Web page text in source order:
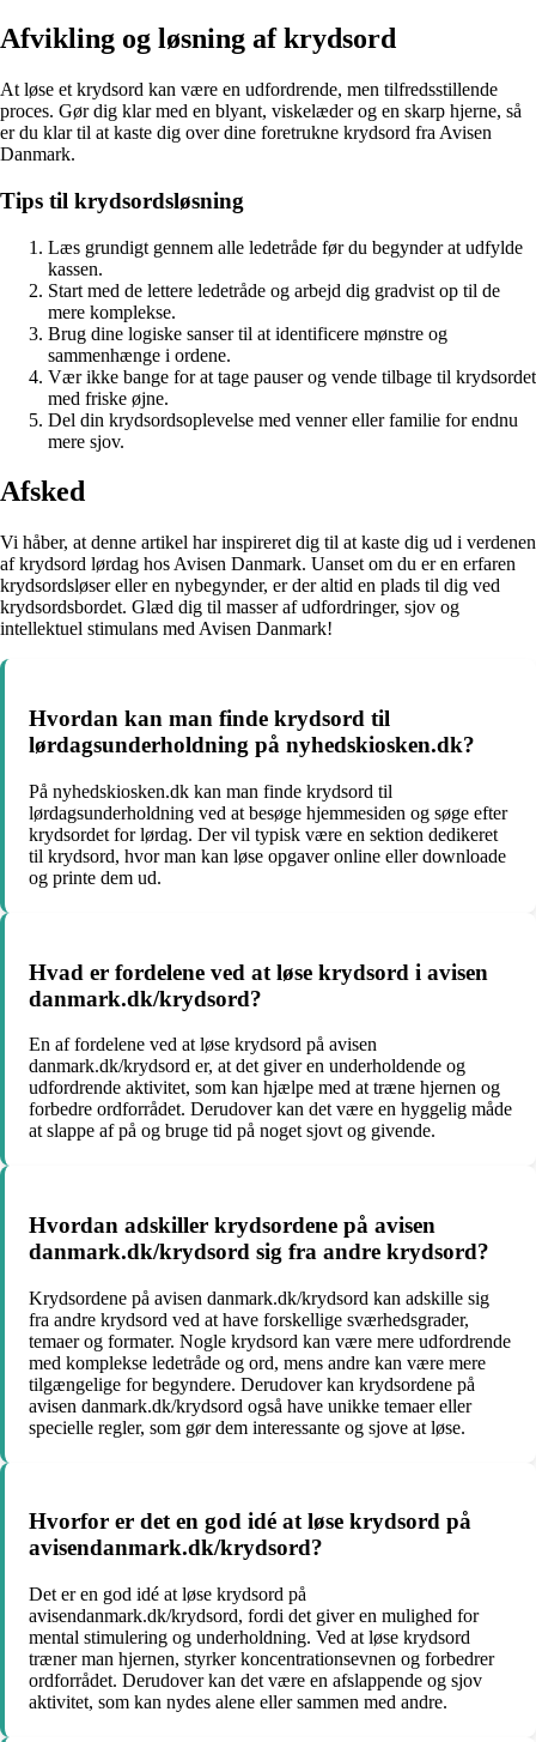
Afvikling og løsning af krydsord
At løse et krydsord kan være en udfordrende, men tilfredsstillende
proces. Gør dig klar med en blyant, viskelæder og en skarp hjerne, så
er du klar til at kaste dig over dine foretrukne krydsord fra Avisen
Danmark.
Tips til krydsordsløsning
Læs grundigt gennem alle ledetråde før du begynder at udfylde
kassen.
Start med de lettere ledetråde og arbejd dig gradvist op til de
mere komplekse.
Brug dine logiske sanser til at identificere mønstre og
sammenhænge i ordene.
Vær ikke bange for at tage pauser og vende tilbage til krydsordet
med friske øjne.
Del din krydsordsoplevelse med venner eller familie for endnu
mere sjov.
Afsked
Vi håber, at denne artikel har inspireret dig til at kaste dig ud i verdenen
af krydsord lørdag hos Avisen Danmark. Uanset om du er en erfaren
krydsordsløser eller en nybegynder, er der altid en plads til dig ved
krydsordsbordet. Glæd dig til masser af udfordringer, sjov og
intellektuel stimulans med Avisen Danmark!
Hvordan kan man finde krydsord til
lørdagsunderholdning på nyhedskiosken.dk?
På nyhedskiosken.dk kan man finde krydsord til
lørdagsunderholdning ved at besøge hjemmesiden og søge efter
krydsordet for lørdag. Der vil typisk være en sektion dedikeret
til krydsord, hvor man kan løse opgaver online eller downloade
og printe dem ud.
Hvad er fordelene ved at løse krydsord i avisen
danmark.dk/krydsord?
En af fordelene ved at løse krydsord på avisen
danmark.dk/krydsord er, at det giver en underholdende og
udfordrende aktivitet, som kan hjælpe med at træne hjernen og
forbedre ordforrådet. Derudover kan det være en hyggelig måde
at slappe af på og bruge tid på noget sjovt og givende.
Hvordan adskiller krydsordene på avisen
danmark.dk/krydsord sig fra andre krydsord?
Krydsordene på avisen danmark.dk/krydsord kan adskille sig
fra andre krydsord ved at have forskellige sværhedsgrader,
temaer og formater. Nogle krydsord kan være mere udfordrende
med komplekse ledetråde og ord, mens andre kan være mere
tilgængelige for begyndere. Derudover kan krydsordene på
avisen danmark.dk/krydsord også have unikke temaer eller
specielle regler, som gør dem interessante og sjove at løse.
Hvorfor er det en god idé at løse krydsord på
avisendanmark.dk/krydsord?
Det er en god idé at løse krydsord på
avisendanmark.dk/krydsord, fordi det giver en mulighed for
mental stimulering og underholdning. Ved at løse krydsord
træner man hjernen, styrker koncentrationsevnen og forbedrer
ordforrådet. Derudover kan det være en afslappende og sjov
aktivitet, som kan nydes alene eller sammen med andre.